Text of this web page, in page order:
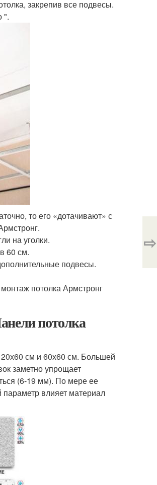
закрепив все подвесы.
".
то его «дотачивают» с
на уголки.
60 см.
подвесы.
потолка Армстронг
потолка
см и 60х60 см. Большей
заметно упрощает
(6-19 мм). По мере ее
параметр влияет материал
⇨